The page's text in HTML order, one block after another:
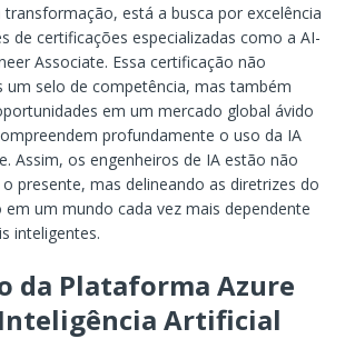
está a busca por excelência
de certificações especializadas como a AI-
Associate. Essa certificação não
um selo de competência, mas também
em um mercado global ávido
profundamente o uso da IA
Assim, os engenheiros de IA estão não
presente, mas delineando as diretrizes do
um mundo cada vez mais dependente
inteligentes.
da Plataforma Azure
Inteligência Artificial